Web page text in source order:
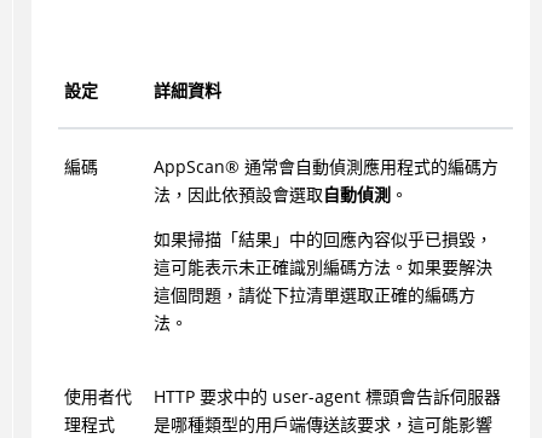
設定 詳細資料
編碼 AppScan® 通常會自動偵測應用程式的編碼方
法，因此依預設會選取自動偵測。
如果掃描「結果」中的回應內容似乎已損毀，
這可能表示未正確識別編碼方法。如果要解決
這個問題，請從下拉清單選取正確的編碼方
法。
使用者代
理程式
HTTP 要求中的 user-agent 標頭會告訴伺服器
是哪種類型的用戶端傳送該要求，這可能影響